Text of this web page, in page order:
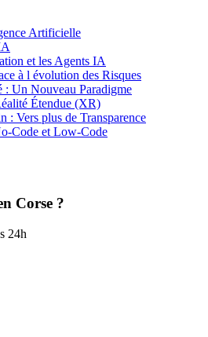
Artificielle
et les Agents IA
à l évolution des Risques
Un Nouveau Paradigme
Étendue (XR)
: Vers plus de Transparence
Code et Low-Code
Corse ?
24h